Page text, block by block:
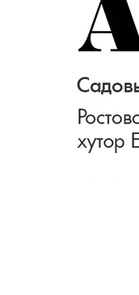
250-300
250-300